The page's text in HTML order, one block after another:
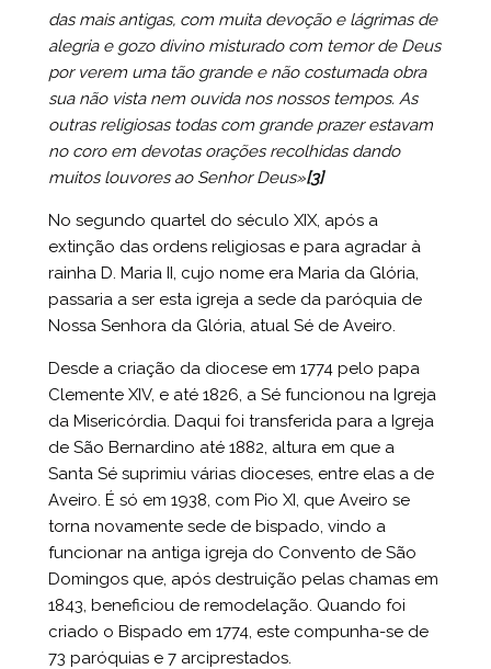
das mais antigas, com muita devoção e lágrimas de
alegria e gozo divino misturado com temor de Deus
por verem uma tão grande e não costumada obra
sua não vista nem ouvida nos nossos tempos. As
outras religiosas todas com grande prazer estavam
no coro em devotas orações recolhidas dando
muitos louvores ao Senhor Deus»[3]
No segundo quartel do século XIX, após a
extinção das ordens religiosas e para agradar à
rainha D. Maria II, cujo nome era Maria da Glória,
passaria a ser esta igreja a sede da paróquia de
Nossa Senhora da Glória, atual Sé de Aveiro.
Desde a criação da diocese em 1774 pelo papa
Clemente XIV, e até 1826, a Sé funcionou na Igreja
da Misericórdia. Daqui foi transferida para a Igreja
de São Bernardino até 1882, altura em que a
Santa Sé suprimiu várias dioceses, entre elas a de
Aveiro. É só em 1938, com Pio XI, que Aveiro se
torna novamente sede de bispado, vindo a
funcionar na antiga igreja do Convento de São
Domingos que, após destruição pelas chamas em
1843, beneficiou de remodelação. Quando foi
criado o Bispado em 1774, este compunha-se de
73 paróquias e 7 arciprestados.